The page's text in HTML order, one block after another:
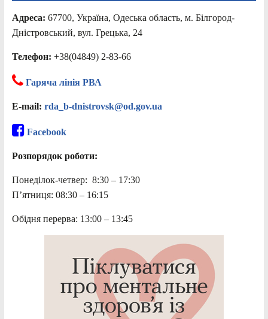
Адреса: 67700, Україна, Одеська область, м. Білгород-
Дністровський, вул. Грецька, 24
Телефон: +38(04849) 2-83-66
Гаряча лінія РВА
E-mail: rda_b-dnistrovsk@od.gov.ua
Facebook
Розпорядок роботи:
Понеділок-четвер: 8:30 – 17:30
П’ятниця: 08:30 – 16:15
Обідня перерва: 13:00 – 13:45